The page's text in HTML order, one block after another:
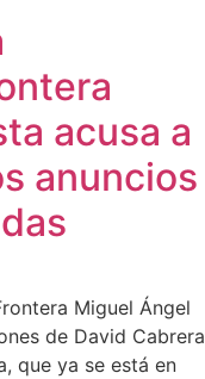
acusa a
anuncios
Miguel Ángel
de David Cabrera
que ya se está en